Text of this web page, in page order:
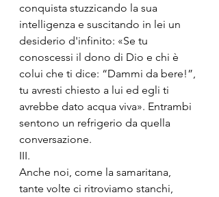
conquista stuzzicando la sua
intelligenza e suscitando in lei un
desiderio d'infinito: «Se tu
conoscessi il dono di Dio e chi è
colui che ti dice: “Dammi da bere!”,
tu avresti chiesto a lui ed egli ti
avrebbe dato acqua viva». Entrambi
sentono un refrigerio da quella
conversazione.
III.
Anche noi, come la samaritana,
tante volte ci ritroviamo stanchi,